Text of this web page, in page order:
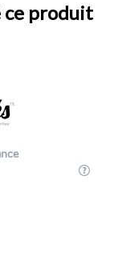
ce produit